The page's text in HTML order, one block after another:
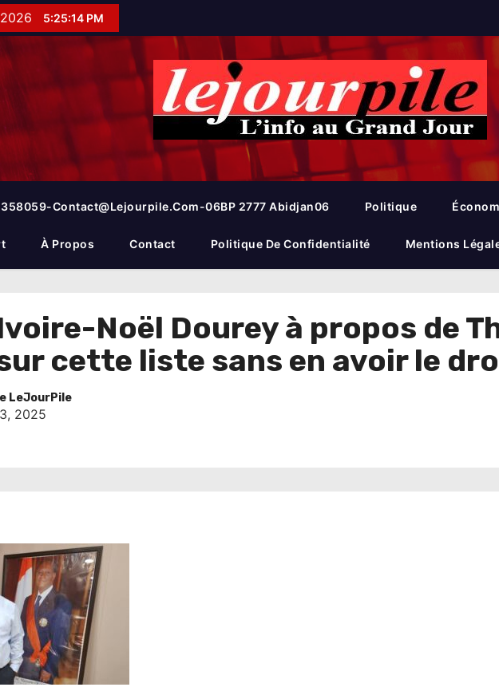
5:25:15 PM
Contact@lejourpile.com-06BP 2777 Abidjan06 Politique
À Propos Contact Politique De Confidentialité Mentions
Noël Dourey à propos de
cette liste sans en avoir le
LeJourPile
2025